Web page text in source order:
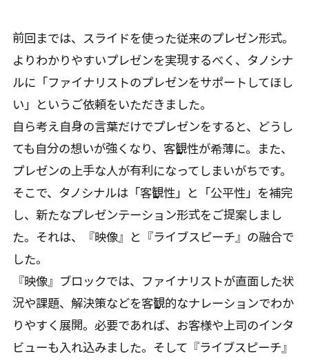
前回までは、スライドを使った従来のプレゼン形式。
よりわかりやすいプレゼンを実現するべく、タノシナ
ルに「ファイナリストのプレゼンをサポートしてほし
い」というご依頼をいただきました。
自ら考え自身の言葉だけでプレゼンをすると、どうし
ても自分の想いが強くなり、客観性が希薄に。また、
プレゼンの上手な人が有利になってしまいがちです。
そこで、タノシナルは「客観性」と「公平性」を補完
し、新たなプレゼンテーション形式をご提案しまし
た。それは、『映像』と『ライブスピーチ』の融合で
した。
『映像』ブロックでは、ファイナリストが直面した状
況や課題、解決策などを客観的なナレーションでわか
りやすく展開。必要であれば、お客様や上司のインタ
ビューも入れ込みました。そして『ライブスピーチ』